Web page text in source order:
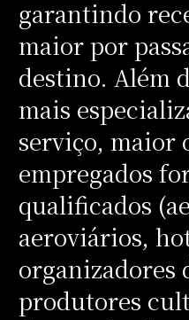
garantindo
maior por
destino. Além
mais
serviço, maior
empregados
qualificados
aeroviários,
organizadores
produtores